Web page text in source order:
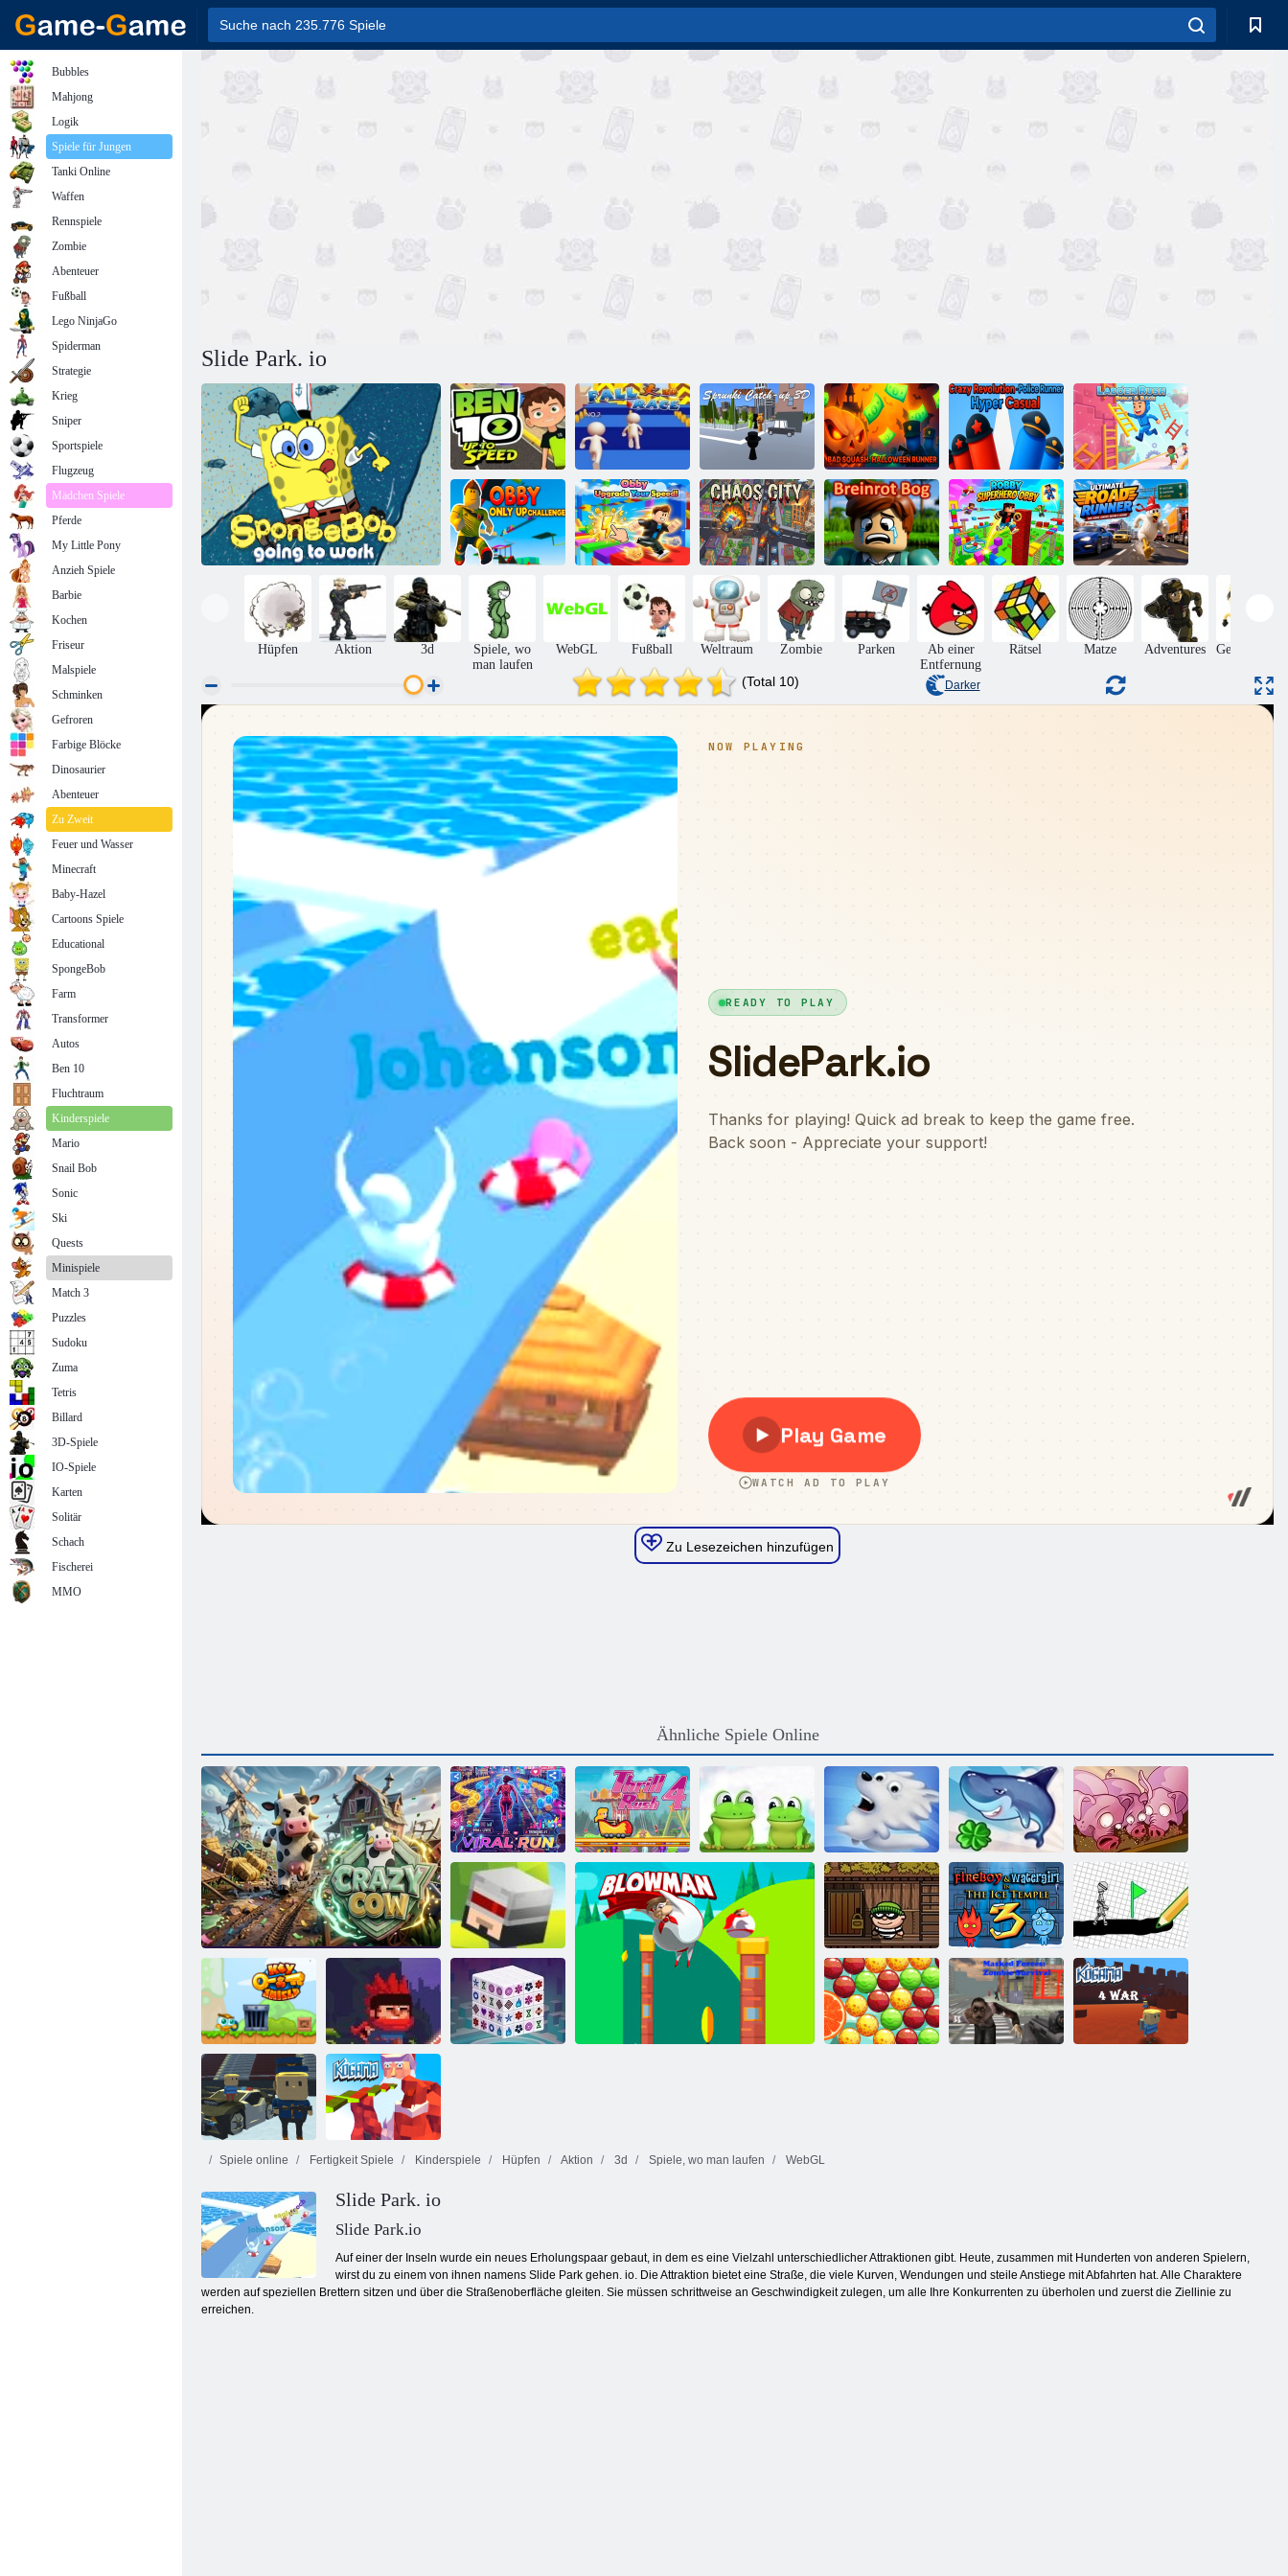
Slide Park. io
Ben 10 gegen
Geschwindigkeit
Herbstrennen 3d
Sprunki Catch-
up 3D
Bad Squash:
Halloween
Runner
Crazy
Revolution –
Police Runner
Hyper Casual
Ladder Rush:
Bauen und
Rennen fahren
Obby Only Up
Challenge
Obby
Verbessere deine
Geschwindigkeit!
Chaosstadt Breinrotmoor
Robby
Superheld Obby
Ultimativer
Straßenläufer
Hüpfen Aktion 3d
Spiele, wo
man laufen
WebGL Fußball Weltraum Zombie Parken
Ab einer
Entfernung
Rätsel Matze Adventures
(Total 10) Darker
Zu Lesezeichen hinzufügen
Ähnliche Spiele Online
Verrückte Kuh
VIRALER
LAUF
Nervenkitzel
Rush 4
Leap Frog Snow Globe Fliegen Shark
Run, Schwein,
Run
Springen und
springen
Bob the Robber
Feuer und
Wasser 3: Der
Eistempel
Zeichnen Spiel
Key & Shield Ninja Ranmaru
Kogama
Skispringen!!
Kogama:
Weihnachtsparkour
Spiele online Fertigkeit Spiele Kinderspiele Hüpfen Aktion 3d Spiele, wo man laufen WebGL
Slide Park. io
Slide Park.io
Auf einer der Inseln wurde ein neues Erholungspaar gebaut, in dem es eine Vielzahl unterschiedlicher Attraktionen gibt. Heute, zusammen mit Hunderten von anderen Spielern,
wirst du zu einem von ihnen namens Slide Park gehen. io. Die Attraktion bietet eine Straße, die viele Kurven, Wendungen und steile Anstiege mit Abfahrten hat. Alle Charaktere
werden auf speziellen Brettern sitzen und über die Straßenoberfläche gleiten. Sie müssen schrittweise an Geschwindigkeit zulegen, um alle Ihre Konkurrenten zu überholen und zuerst die Ziellinie zu
erreichen.
Bubbles
Mahjong
Logik
Spiele für Jungen
Tanki Online
Waffen
Rennspiele
Zombie
Abenteuer
Fußball
Lego NinjaGo
Spiderman
Strategie
Krieg
Sniper
Sportspiele
Flugzeug
Mädchen Spiele
Pferde
My Little Pony
Anzieh Spiele
Barbie
Kochen
Friseur
Malspiele
Schminken
Gefroren
Farbige Blöcke
Dinosaurier
Abenteuer
Zu Zweit
Feuer und Wasser
Minecraft
Baby-Hazel
Cartoons Spiele
Educational
SpongeBob
Farm
Transformer
Autos
Ben 10
Fluchtraum
Kinderspiele
Mario
Snail Bob
Sonic
Ski
Quests
Minispiele
Match 3
Puzzles
Sudoku
Zuma
Tetris
Billard
3D-Spiele
IO-Spiele
Karten
Solitär
Schach
Fischerei
MMO